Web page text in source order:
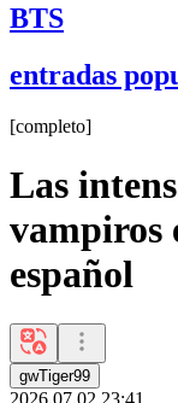
BTS
entradas
[completo]
Las
vampiros
español
gwTiger99
2026.07.02 23:41